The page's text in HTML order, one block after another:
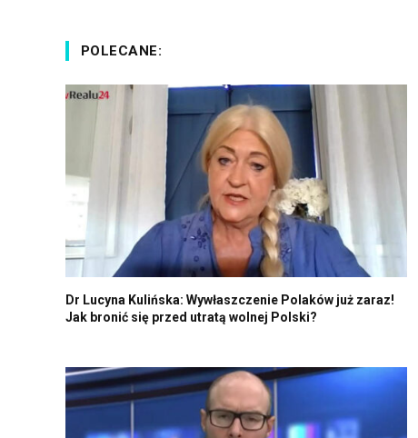
POLECANE:
Dr Lucyna Kulińska: Wywłaszczenie Polaków już zaraz!
Jak bronić się przed utratą wolnej Polski?